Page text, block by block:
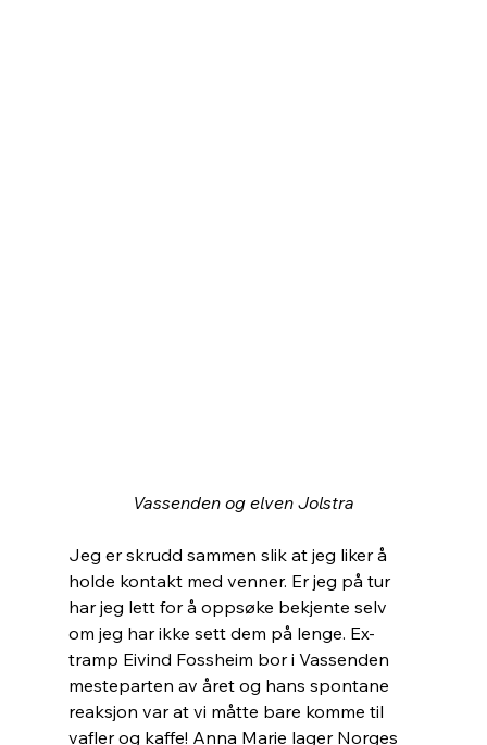
Vassenden og elven Jolstra
Jeg er skrudd sammen slik at jeg liker å
holde kontakt med venner. Er jeg på tur
har jeg lett for å oppsøke bekjente selv
om jeg har ikke sett dem på lenge. Ex-
tramp Eivind Fossheim bor i Vassenden
mesteparten av året og hans spontane
reaksjon var at vi måtte bare komme til
vafler og kaffe! Anna Marie lager Norges